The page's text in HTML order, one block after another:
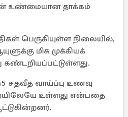
உண்மையான தாக்கம்
பெருகியுள்ள நிலையில்,
மிக முக்கியக்
கண்டறியப்பட்டுள்ளது.
சதவீத வாய்ப்பு உணவு
உள்ளது என்பதை